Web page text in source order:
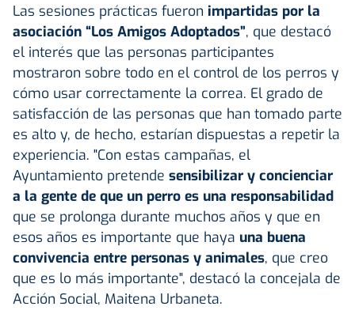
Las sesiones prácticas fueron impartidas por la
asociación “Los Amigos Adoptados”, que destacó
el interés que las personas participantes
mostraron sobre todo en el control de los perros y
cómo usar correctamente la correa. El grado de
satisfacción de las personas que han tomado parte
es alto y, de hecho, estarían dispuestas a repetir la
experiencia. "Con estas campañas, el
Ayuntamiento pretende sensibilizar y concienciar
a la gente de que un perro es una responsabilidad
que se prolonga durante muchos años y que en
esos años es importante que haya una buena
convivencia entre personas y animales, que creo
que es lo más importante", destacó la concejala de
Acción Social, Maitena Urbaneta.